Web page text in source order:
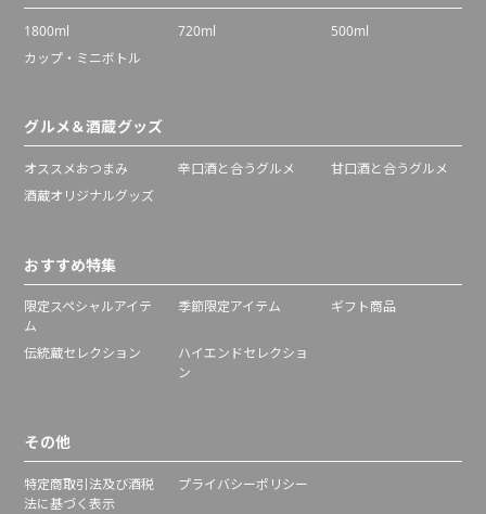
1800ml 720ml
500ml
カップ・ミニボトル
グルメ＆酒蔵グッズ
オススメおつまみ 辛口酒と合うグルメ
甘口酒と合うグルメ
酒蔵オリジナルグッズ
おすすめ特集
限定スペシャルアイテ
ム
季節限定アイテム ギフト商品
伝統蔵セレクション
ハイエンドセレクショ
ン
その他
特定商取引法及び酒税
法に基づく表示
プライバシーポリシー